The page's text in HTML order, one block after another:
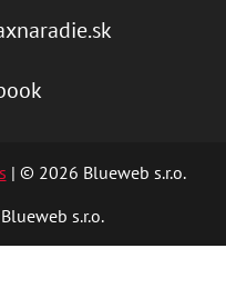
| © 2026 Blueweb s.r.o.
s.r.o.